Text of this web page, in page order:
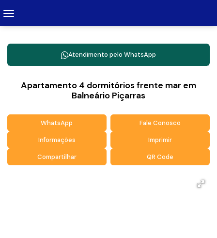
Atendimento pelo WhatsApp
Apartamento 4 dormitórios frente mar em
Balneário Piçarras
WhatsApp Fale Conosco
Informações Imprimir
Compartilhar QR Code